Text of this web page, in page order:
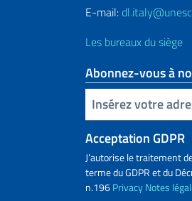
E-mail:
Les bureaux du siège
Abonnez-vous à
Insert your email
Acceptation GDPR
J’autorise le traitement
terme du GDPR et du
n.196PrivacyNotes